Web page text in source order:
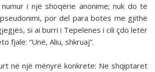
i një shoqërie anonime; nuk do të
por del para botës me gjithë
si ai burri i Tepelenes i cili çdo letër
fjale: “Unë, Aliu, shkruaj”.
në një mënyrë konkrete: Ne shqiptaret